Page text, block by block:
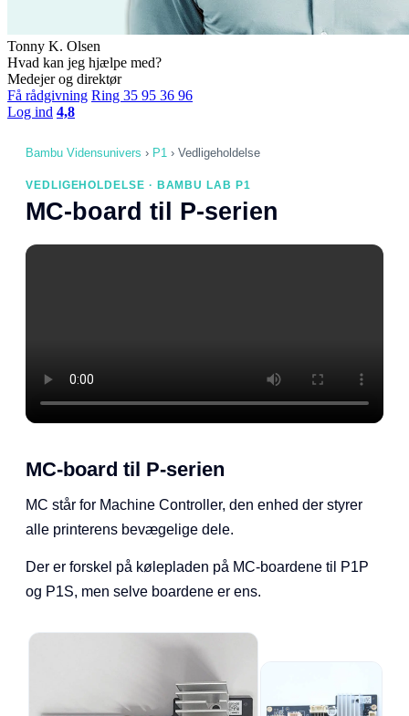
Tonny K. Olsen
Hvad kan jeg hjælpe med?
Medejer og direktør
Få rådgivning Ring 35 95 36 96
Log ind 4,8
Bambu Vidensunivers › P1 › Vedligeholdelse
VEDLIGEHOLDELSE · BAMBU LAB P1
MC-board til P-serien
MC-board til P-serien
MC står for Machine Controller, den enhed der styrer
alle printerens bevægelige dele.
Der er forskel på kølepladen på MC-boardene til P1P
og P1S, men selve boardene er ens.